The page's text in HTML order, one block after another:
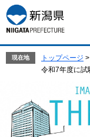
ー
ジ
の
ニ
ュ
ー
現在地 トップページ >
令和7年度に試